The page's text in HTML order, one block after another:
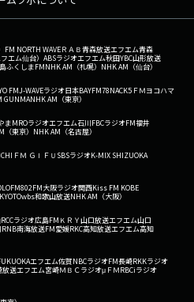
FM NORTH WAVEＲＡＢ青森放送エフエム青森
エム仙台） ABSラジオエフエム秋田YBC山形放送
ふくしまFMNHK AM（札幌） NHK AM（仙台）
FMJ-WAVEラジオ日本BAYFM78NACK5 ＦＭヨコハマ
GUNMANHK AM（東京）
まMROラジオエフエム石川FBCラジオFM福井
（東京） NHK AM（名古屋）
ＦＭ ＧＩＦＵ SBSラジオK-MIX SHIZUOKA
FM802FM大阪ラジオ関西Kiss FM KOBE
wbs和歌山放送NHK AM（大阪）
RCCラジオ広島FM ＫＲＹ山口放送エフエム山口
RNB南海放送FM愛媛RKC高知放送エフエム高知
エフエム佐賀NBCラジオFM長崎RKKラジオ
放送エフエム宮崎ＭＢＣラジオμＦＭRBCiラジオ